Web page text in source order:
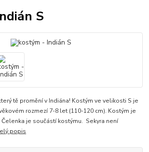
S
tě promění v Indiána! Kostým ve velikosti S je
rozmezí 7-8 let (110-120 cm). Kostým je
Čelenka je součástí kostýmu. Sekyra není
popis